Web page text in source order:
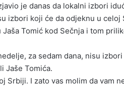
je danas da lokalni izbori
izbori koji će da odjeknu u celoj
Tomić kod Sečnja i tom
za sedam dana, nisu
Jaše Tomića.
Srbiji. I zato vas molim da vam